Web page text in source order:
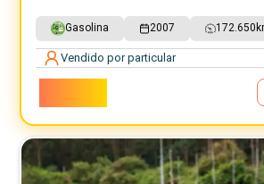
Gasolina 2007 172.650
Vendido por particular